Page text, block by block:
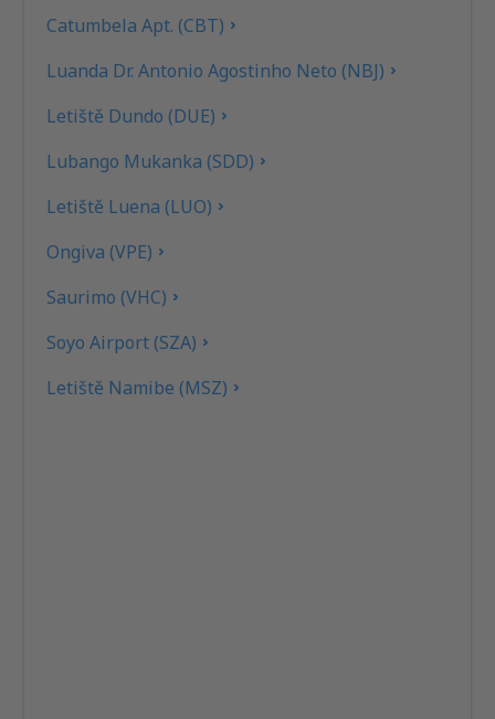
Catumbela Apt. (CBT)
Luanda Dr. Antonio Agostinho Neto (NBJ)
Letiště Dundo (DUE)
Lubango Mukanka (SDD)
Letiště Luena (LUO)
Ongiva (VPE)
Saurimo (VHC)
Soyo Airport (SZA)
Letiště Namibe (MSZ)